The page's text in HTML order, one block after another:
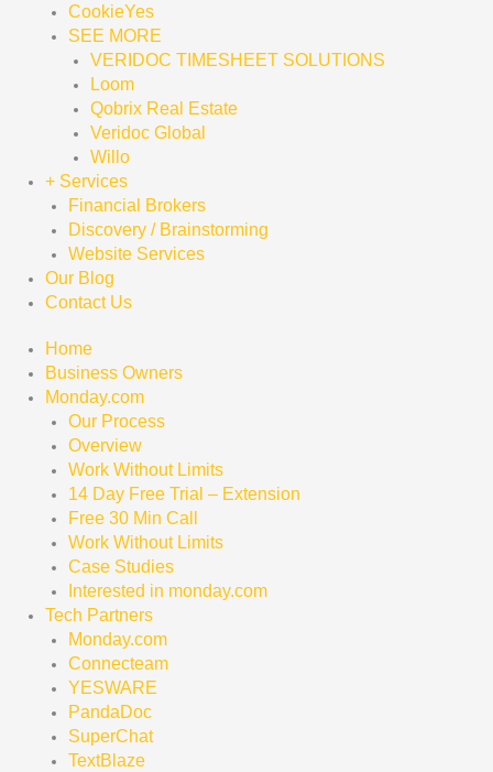
CookieYes
SEE MORE
VERIDOC TIMESHEET SOLUTIONS
Loom
Qobrix Real Estate
Veridoc Global
Willo
+ Services
Financial Brokers
Discovery / Brainstorming
Website Services
Our Blog
Contact Us
Home
Business Owners
Monday.com
Our Process
Overview
Work Without Limits
14 Day Free Trial – Extension
Free 30 Min Call
Work Without Limits
Case Studies
Interested in monday.com
Tech Partners
Monday.com
Connecteam
YESWARE
PandaDoc
SuperChat
TextBlaze